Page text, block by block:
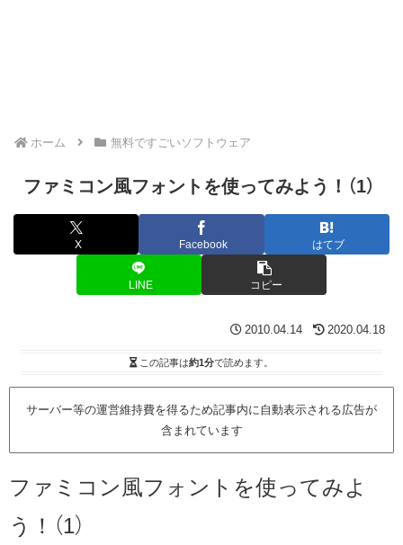
ホーム 無料ですごいソフトウェア
ファミコン風フォントを使ってみよう！（1）
X Facebook はてブ
LINE コピー
2010.04.14 2020.04.18
この記事は約1分で読めます。
サーバー等の運営維持費を得るため記事内に自動表示される広告が
含まれています
ファミコン風フォントを使ってみよ
う！（1）